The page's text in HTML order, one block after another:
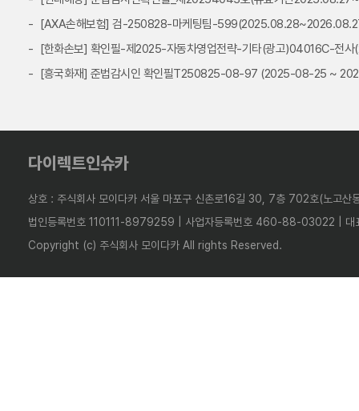
[AXA손해보험] 검-250828-마케팅팀-
[한화손보] 확인필-제2025-자동차영업전략-기타(광고)04016C-전
[흥국화재] 준법감시인 확인필T250825-08-97 (2025-08-25 ~
다이렉트인슈카
상호 : 주식회사 모이다카 서울 마포구 신촌로16길 30, 7층 702호(노고산
법인등록번호 110111-8979259 | 사업자등록번호 460-88-03022 | 대
Copyright (c) 주식회사 모이다카 All rights Reserved.